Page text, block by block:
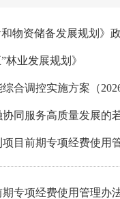
和物资储备发展规划》
林业发展规划》
合调控实施方案（
同服务高质量发展的
目前期专项经费使用
期专项经费使用管理办